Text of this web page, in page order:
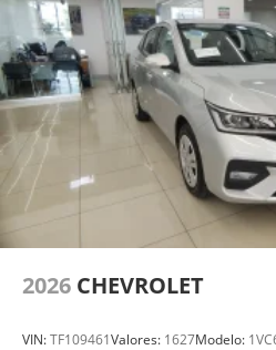
2026 CHEVROLET
VIN:TF109461Valores: 1627Modelo: